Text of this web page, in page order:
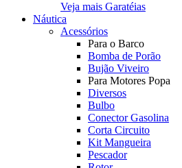
Veja mais Garatéias
Náutica
Acessórios
Para o Barco
Bomba de Porão
Bujão Viveiro
Para Motores Popa
Diversos
Bulbo
Conector Gasolina
Corta Circuito
Kit Mangueira
Pescador